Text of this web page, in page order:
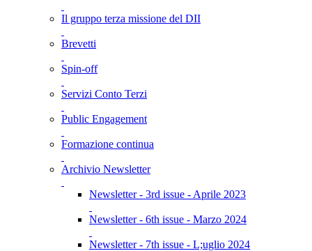
Il gruppo terza missione del DII
Brevetti
Spin-off
Servizi Conto Terzi
Public Engagement
Formazione continua
Archivio Newsletter
Newsletter - 3rd issue - Aprile 2023
Newsletter - 6th issue - Marzo 2024
Newsletter - 7th issue - L;uglio 2024